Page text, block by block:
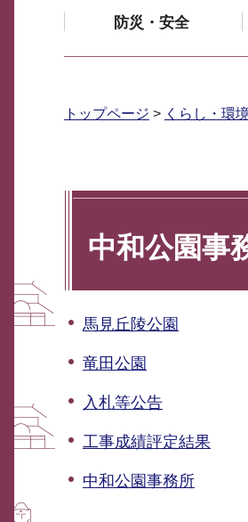
防災・安全
トップページ > くらし・環境
中和公園事
馬見丘陵公園
竜田公園
入札等公告
工事成績評定結果
中和公園事務所